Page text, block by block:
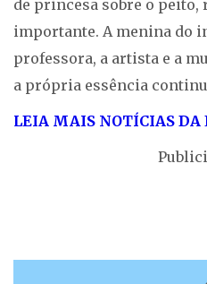
de princesa sobre o peito,
importante. A menina do
professora, a artista e a
a própria essência
LEIA MAIS NOTÍCIAS DA